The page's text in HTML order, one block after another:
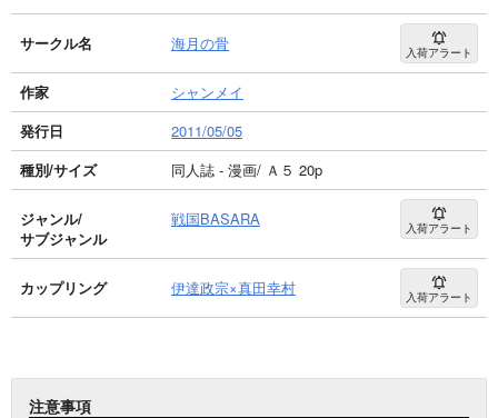
サークル名 海月の骨 入荷アラート
作家
シャンメイ
発行日
2011/05/05
種別/サイズ
同人誌 - 漫画/ Ａ５ 20p
ジャンル/
サブジャンル
戦国BASARA 入荷アラート
カップリング 伊達政宗×真田幸村 入荷アラート
注意事項